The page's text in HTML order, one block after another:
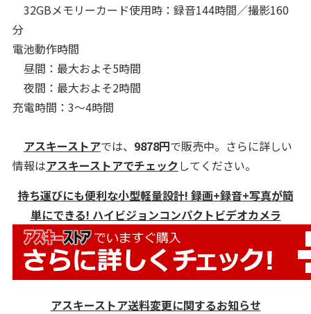
32GBメモリーカード使用時：録音144時間／撮影160
分
電池動作時間
昼間：最大およそ5時間
夜間：最大およそ2時間
充電時間：3～4時間
アスキーストアでは、 9878円で販売中。さらに詳しい
情報はアスキーストアでチェックしてください。
持ち運びにも便利な小型軽量設計! 録画+録音+写真が簡
単にできる! ハイビジョンコンパクトビデオカメラ
アスキーストア送料変更に関するお知らせ